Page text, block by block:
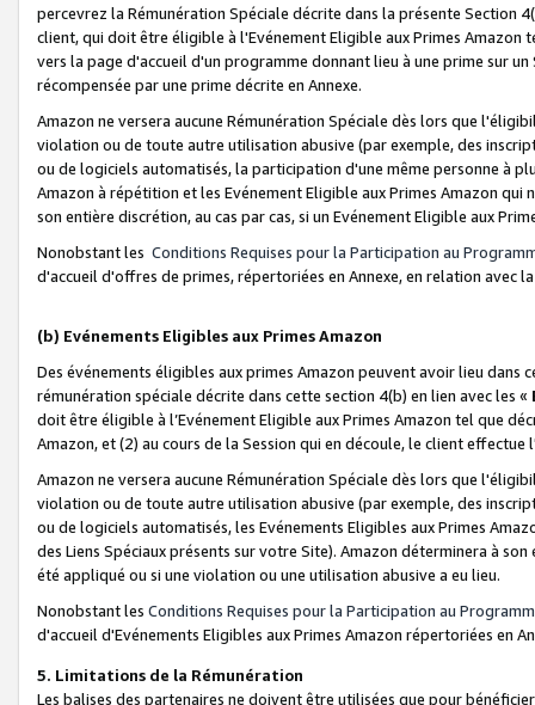
percevrez la Rémunération Spéciale décrite dans la présente Section
client, qui doit être éligible à l'Evénement Eligible aux Primes Amazon
vers la page d'accueil d'un programme donnant lieu à une prime sur
récompensée par une prime décrite en Annexe.
Amazon ne versera aucune Rémunération Spéciale dès lors que
violation ou de toute autre utilisation abusive (par exemple, des
ou de logiciels automatisés, la participation d'une même personne à
Amazon à répétition et les Evénement Eligible aux Primes Amazon qui
son entière discrétion, au cas par cas, si un Evénement Eligible aux
Nonobstant les Conditions Requises pour la Participation au
d'accueil d'offres de primes, répertoriées en Annexe, en relation avec
(b) Evénements Eligibles aux Primes Amazon
Des événements éligibles aux primes Amazon peuvent avoir lieu dans
rémunération spéciale décrite dans cette section 4(b) en lien avec les «
doit être éligible à l’Evénement Eligible aux Primes Amazon tel que
Amazon, et (2) au cours de la Session qui en découle, le client
Amazon ne versera aucune Rémunération Spéciale dès lors que
violation ou de toute autre utilisation abusive (par exemple, des
ou de logiciels automatisés, les Evénements Eligibles aux Primes
des Liens Spéciaux présents sur votre Site). Amazon déterminera à
été appliqué ou si une violation ou une utilisation abusive a eu lieu.
Nonobstant les Conditions Requises pour la Participation au
d'accueil d'Evénements Eligibles aux Primes Amazon répertoriées en
5. Limitations de la Rémunération
Les balises des partenaires ne doivent être utilisées que pour